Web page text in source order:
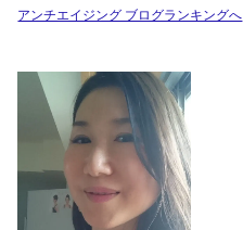
アンチエイジング ブログランキングへ